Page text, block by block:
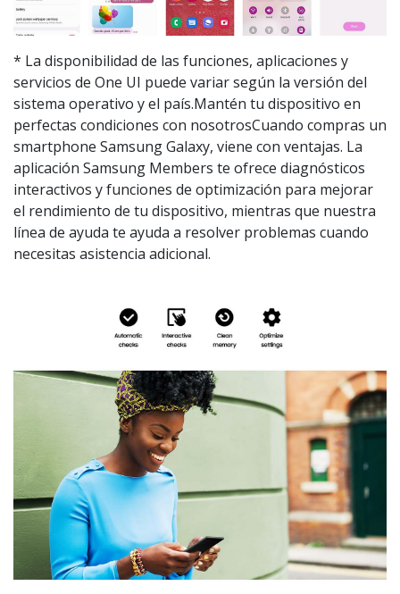
* La disponibilidad de las funciones, aplicaciones y
servicios de One UI puede variar según la versión del
sistema operativo y el país.Mantén tu dispositivo en
perfectas condiciones con nosotrosCuando compras un
smartphone Samsung Galaxy, viene con ventajas. La
aplicación Samsung Members te ofrece diagnósticos
interactivos y funciones de optimización para mejorar
el rendimiento de tu dispositivo, mientras que nuestra
línea de ayuda te ayuda a resolver problemas cuando
necesitas asistencia adicional.